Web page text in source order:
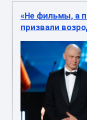
«Не фильмы, а
призвали